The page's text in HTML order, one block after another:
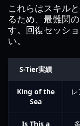
これらはスキル
るため、最難関の
す。回復セッシ
い。
S-Tier実績
King of the
Sea
Is This a